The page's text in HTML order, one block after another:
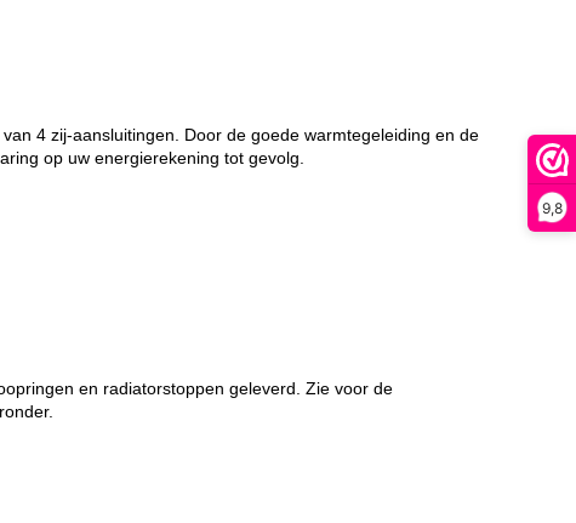
9,8
4 zij-aansluitingen. Door de goede warmtegeleiding en de
op uw energierekening tot gevolg.
en radiatorstoppen geleverd. Zie voor de